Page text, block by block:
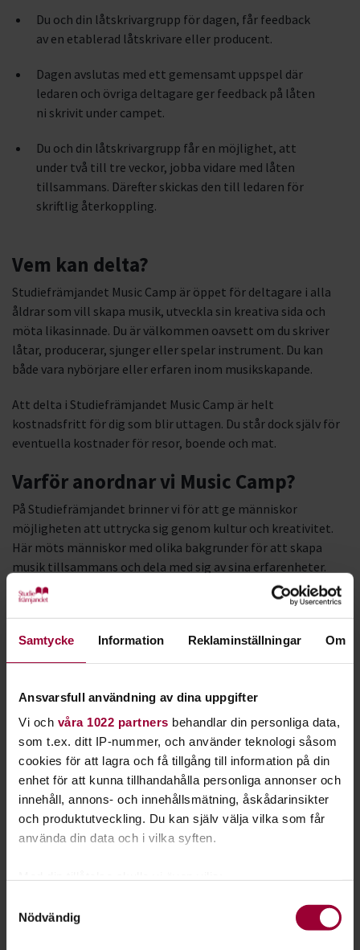
Samtycke Information Reklaminställningar Om
Ansvarsfull användning av dina uppgifter
Vi och våra 1022 partners behandlar din personliga data,
som t.ex. ditt IP-nummer, och använder teknologi såsom
cookies för att lagra och få tillgång till information på din
enhet för att kunna tillhandahålla personliga annonser och
innehåll, annons- och innehållsmätning, åskådarinsikter
och produktutveckling. Du kan själv välja vilka som får
använda din data och i vilka syften.
som kan ha en noggrannhet på upp till flera meter
Nödvändig
Du och din låtskrivargrupp för dagen, får feedback
av en etablerad låtskrivare eller producent.
Dagen avslutas med ett gemensamt uppspel där
ledaren och övriga deltagare ger feedback på låten
ni skrivit under campet.
Du och din låtskrivargrupp får en möjlighet, att
under två till tre veckor, jobba vidare med låten
tillsammans. Därefter skickas den till ledaren för
skriftlig återkoppling.
Vem kan delta?
Studiefrämjandet Music Camp är öppet för deltagare i alla
åldrar som vill skapa musik, utveckla sin kreativa sida och
möta likasinnade. Du är välkommen oavsett om du skriver
låtar, producerar, sjunger eller spelar instrument. Du kan
både vara nybörjare eller erfaren inom musikskapande.
Att delta i Studiefrämjandet Music Camp är helt
kostnadsfritt för dig som blir uttagen. Du står dock själv för
eventuella kostnader för resor, boende och mat.
Varför anordnar vi Music Camp?
På Studiefrämjandet brinner vi för att ge människor
möjligheten att uttrycka sig genom kultur och kreativitet.
Här möts människor med olika bakgrunder för att skapa
musik tillsammans och dela med sig av sina erfarenheter.
Studiefrämjandet Music Camp är ett sätt att:
främja samarbete och nätverkande mellan musiker,
producenter och låtskrivare.
skapa en plattform där passion för musik kan
Våra ledare
Våra ledare har stor erfarenhet av musikbranschen och att
skapa och producera musik.
Andreas Werling
producent och Senior A&R som står bakom musiken för